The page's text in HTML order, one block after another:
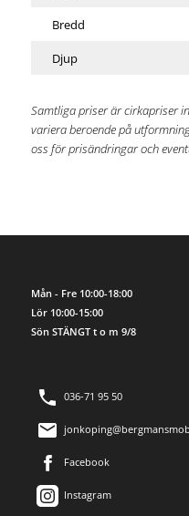
Bredd
Djup
Samtliga priser är cirkapriser
variera beroende på
oss för prisändringar och
Mån - Fre 10:00-18:00
Lör 10:00-15:00
Sön STÄNGT t o m 9/8
036-71 95 50
Facebook
Instagram